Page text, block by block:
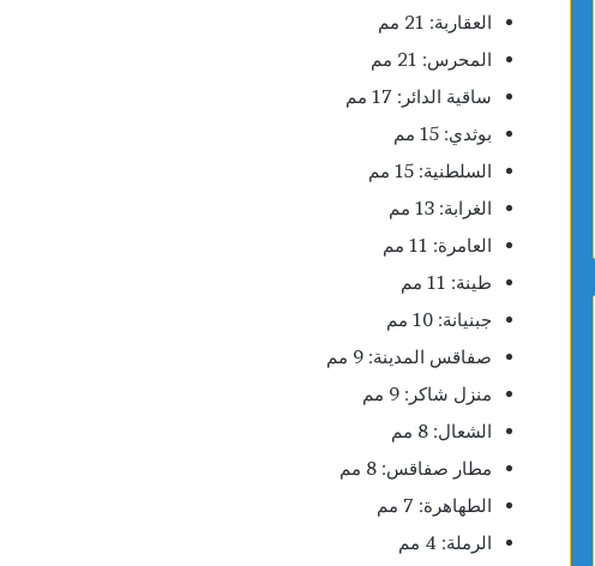
العقاربة: 21 مم
المحرس: 21 مم
ساقية الدائر: 17 مم
بوثدي: 15 مم
السلطنية: 15 مم
الغرابة: 13 مم
العامرة: 11 مم
طينة: 11 مم
جبنيانة: 10 مم
صفاقس المدينة: 9 مم
منزل شاكر: 9 مم
الشعال: 8 مم
مطار صفاقس: 8 مم
الطهاهرة: 7 مم
الرملة: 4 مم